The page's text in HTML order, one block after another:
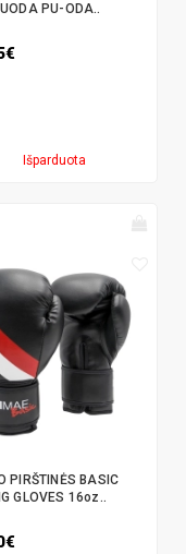
PU-ODA..
Išparduota
PIRŠTINĖS BASIC
GLOVES 16oz..